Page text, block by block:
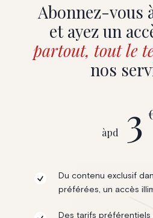
Abonnez-vous
et ayez un
partout, tout le
nos
àpd 3
Du contenu exclusif
préférées, un accès
Des tarifs